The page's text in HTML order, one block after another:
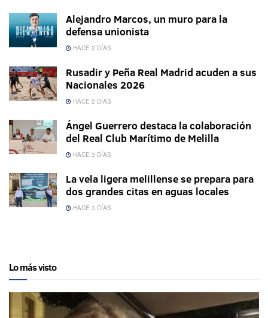
Alejandro Marcos, un muro para la
defensa unionista
HACE 2 DÍAS
Rusadir y Peña Real Madrid acuden a sus
Nacionales 2026
HACE 2 DÍAS
Ángel Guerrero destaca la colaboración
del Real Club Marítimo de Melilla
HACE 3 DÍAS
La vela ligera melillense se prepara para
dos grandes citas en aguas locales
HACE 3 DÍAS
Lo más visto